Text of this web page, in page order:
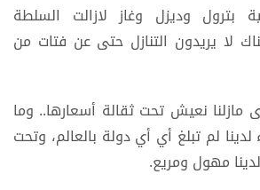
بترول وديزل وغاز لازالت السلطة
لا يريدون التنازل حتى عن فتات من
مازلنا نعيش تحت ثقالة أسعارها.. وما
لدينا لم تبلغ أي أي دولة بالعالم، وتحت
مهول ومريع.